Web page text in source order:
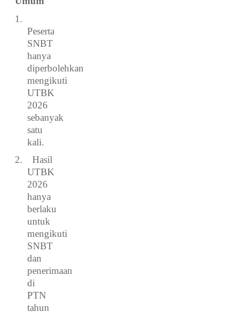
1.
Peserta
SNBT
hanya
diperbolehkan
mengikuti
UTBK
2026
sebanyak
satu
kali.
2.
Hasil
UTBK
2026
hanya
berlaku
untuk
mengikuti
SNBT
dan
penerimaan
di
PTN
tahun